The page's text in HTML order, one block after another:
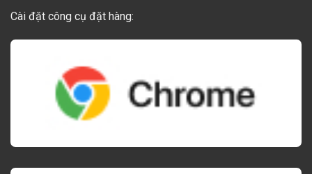
Cài đặt công cụ đặt hàng: